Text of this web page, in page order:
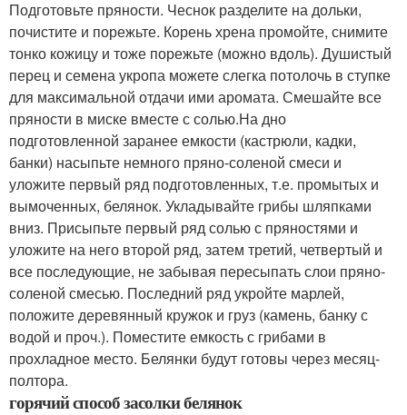
Подготовьте пряности. Чеснок разделите на дольки,
почистите и порежьте. Корень хрена промойте, снимите
тонко кожицу и тоже порежьте (можно вдоль). Душистый
перец и семена укропа можете слегка потолочь в ступке
для максимальной отдачи ими аромата. Смешайте все
пряности в миске вместе с солью.На дно
подготовленной заранее емкости (кастрюли, кадки,
банки) насыпьте немного пряно-соленой смеси и
уложите первый ряд подготовленных, т.е. промытых и
вымоченных, белянок. Укладывайте грибы шляпками
вниз. Присыпьте первый ряд солью с пряностями и
уложите на него второй ряд, затем третий, четвертый и
все последующие, не забывая пересыпать слои пряно-
соленой смесью. Последний ряд укройте марлей,
положите деревянный кружок и груз (камень, банку с
водой и проч.). Поместите емкость с грибами в
прохладное место. Белянки будут готовы через месяц-
полтора.
горячий способ засолки белянок